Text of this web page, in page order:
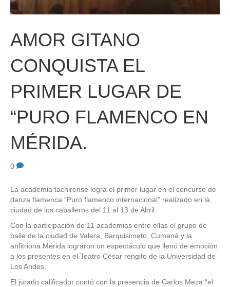
AMOR GITANO
CONQUISTA EL
PRIMER LUGAR DE
“PURO FLAMENCO EN
MÉRIDA.
0
La academia tachirense logra el primer lugar en el concurso de
danza flamenca “Puro flamenco internacional” realizado en la
ciudad de los caballeros del 11 al 13 de Abril.
Con la participación de 11 academias entre ellas el grupo de
baile de la ciudad de Valera, Barquisimeto, Cumaná y la
anfitriona Mérida lograron un espectáculo que llenó de emoción
a los presentes en el Teatro César rengifo de la Universidad de
Los Andes.
El jurado calificador contó con la presencia de Carlos Meza “el